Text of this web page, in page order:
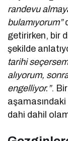
randevu
bulamıyorum”
getirirken, bir
şekilde
tarihi
alıyorum,
engelliyor.”.
dahi dahil